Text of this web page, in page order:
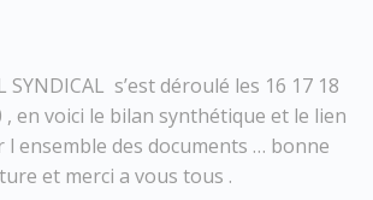
SYNDICAL s’est déroulé les 16 17 18
, en voici le bilan synthétique et le lien
ensemble des documents … bonne
et merci a vous tous .